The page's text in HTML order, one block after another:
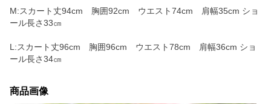
M:スカート丈94cm 胸囲92cm ウエスト74cm 肩幅35cm ショ
ール長さ33㎝
L:スカート丈96cm 胸囲96cm ウエスト78cm 肩幅36cm ショ
ール長さ34㎝
商品画像